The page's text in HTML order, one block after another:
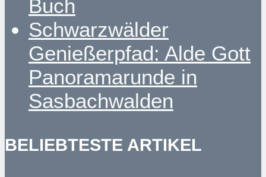
Buch
Schwarzwälder
Genießerpfad: Alde Gott
Panoramarunde in
Sasbachwalden
BELIEBTESTE ARTIKEL